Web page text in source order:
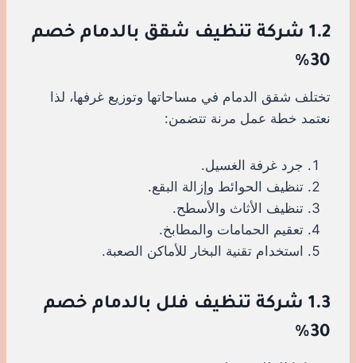
1.2 شركة تنظيف شقق بالدمام خصم
30%
تختلف شقق الدمام في مساحاتها وتوزيع غرفها، لذا
نعتمد خطة عمل مرنة تتضمن:
جرد غرفة الغسيل.
تنظيف الحوائط وإزالة البقع.
تنظيف الأثاث والأسطح.
تعقيم الحمامات والمطابخ.
استخدام تقنية البخار للأماكن الصعبة.
1.3 شركة تنظيف فلل بالدمام خصم
30%